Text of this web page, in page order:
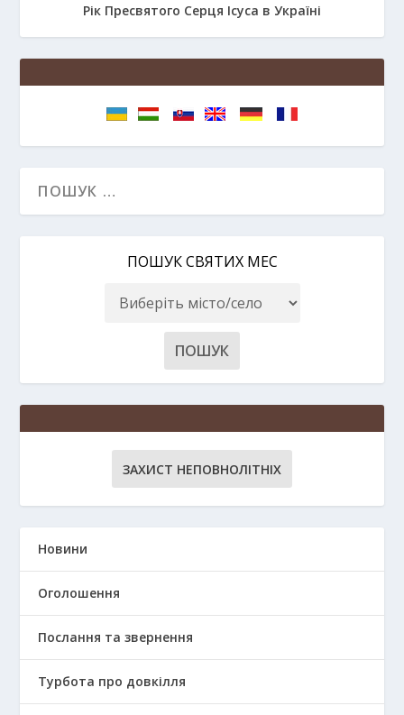
Рік Пресвятого Серця Ісуса в Україні
ПОШУК СВЯТИХ МЕС
ЗАХИСТ НЕПОВНОЛІТНІХ
Новини
Оголошення
Послання та звернення
Турбота про довкілля